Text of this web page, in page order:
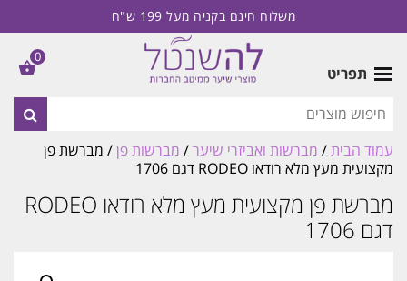
משלוח חינם בקניה מעל 199 ש"ח
תפריט
עמוד הבית/ מברשות ואביזרי שיער/ מברשות פן/ מברשת פן
מקצועית מעץ מלא רודאו RODEO דגם 1706
מברשת פן מקצועית מעץ מלא רודאו RODEO
דגם 1706
0